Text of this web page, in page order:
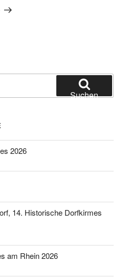
Suchen
2026
14. Historische Dorfkirmes
am Rhein 2026